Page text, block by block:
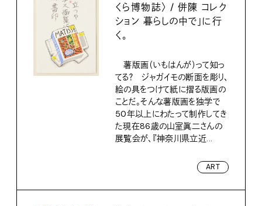
くら博物誌〉 / 併陳 コレク
ション 暮らしの中で」に行
く。
薯版画（いもはんが）って知っ
てる？ ジャガイモの断面を彫り、
絵の具をつけて紙に摺る版画の
ことだ。そんな薯版画を独学で
50年以上にわたって制作してき
た現在86歳の山室眞二さんの
展覧会が、『神奈川県立近...
ART